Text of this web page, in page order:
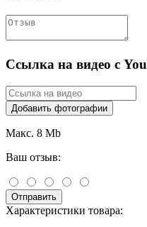
Ссылка на видео с
Добавить фотографии
Макс. 8 Mb
Ваш отзыв:
Отправить
Характеристики товара: